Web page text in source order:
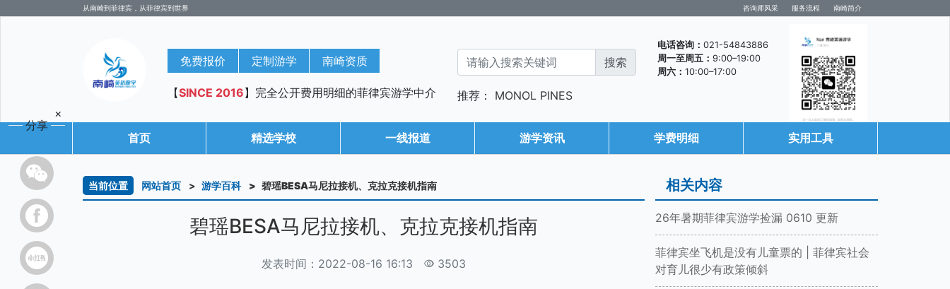
从南崎到菲律宾，从菲律宾到世界 咨询师风采 服务流程 南崎简介
免费报价 定制游学 南崎资质
【SINCE 2016】完全公开费用明细的菲律宾游学中介 推荐： MONOL PINES
电话咨询： 021-54843886
周一至周五： 9:00–19:00
周六： 10:00–17:00
咨询微信
首页 精选学校 一线报道 游学资讯 学费明细 实用工具
当前位置 网站首页 游学百科 碧瑶BESA马尼拉接机、克拉克接机指南
碧瑶BESA马尼拉接机、克拉克接机指南
发表时间：2022-08-16 16:13 3503
相关内容
26年暑期菲律宾游学捡漏 0610 更新
菲律宾坐飞机是没有儿童票的 | 菲律宾社会
对育儿很少有政策倾斜
×
分享